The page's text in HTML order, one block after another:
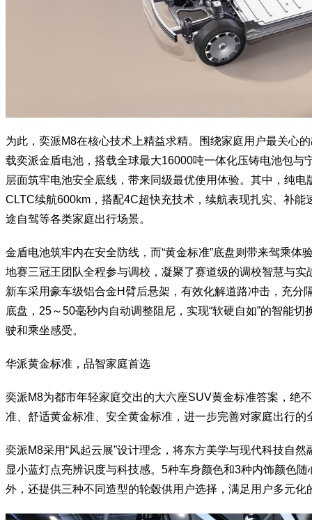
为此，奕派M8在核心技术上精益求精。围绕家庭用户最关心
载奕派金盾电池，搭载全球最大16000吨一体化压铸电池包与
层面筑牢电池安全底线，带来同级最优使用体验。其中，纯
CLTC续航600km，搭配4C超快充技术，续航表现扎实、补能
途自驾等各类家庭出行场景。
金盾电池筑牢内在安全防线，而“黄金标准”底盘则带来驾乘体
地赛三冠王团队全程参与调校，凝聚了赛道级的调校智慧与
新车采用豪车级铝合金H臂后悬架，有效化解道路冲击，充分
底盘，25～50毫秒内自动调整阻尼，实现“软硬自如”的智能切
驶和乘坐感受。
华派黄金标准，品智家庭首选
奕派M8为都市年轻家庭交出的大六座SUV黄金标准答案，绝
准、舒适黄金标准、安全黄金标准，进一步完善对家庭出行的
奕派M8采用“风起云展”设计理念，将东方美学与现代科技自
显小蓝灯点亮辨识度与科技感。5种车身颜色和3种内饰颜色
外，还提供三种不同造型的轮毂供用户选择，满足用户多元化